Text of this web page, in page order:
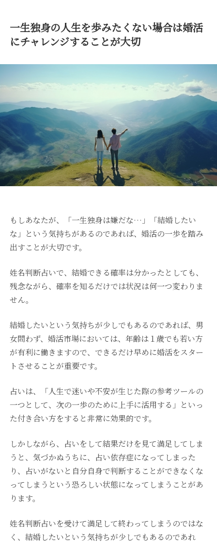
一生独身の人生を歩みたくない場合は婚活
にチャレンジすることが大切
もしあなたが、「一生独身は嫌だな…」「結婚したい
な」という気持ちがあるのであれば、婚活の一歩を踏み
出すことが大切です。
姓名判断占いで、結婚できる確率は分かったとしても、
残念ながら、確率を知るだけでは状況は何一つ変わりま
せん。
結婚したいという気持ちが少しでもあるのであれば、男
女問わず、婚活市場においては、年齢は１歳でも若い方
が有利に働きますので、できるだけ早めに婚活をスター
トさせることが重要です。
占いは、「人生で迷いや不安が生じた際の参考ツールの
一つとして、次の一歩のために上手に活用する」といっ
た付き合い方をすると非常に効果的です。
しかしながら、占いをして結果だけを見て満足してしま
うと、気づかぬうちに、占い依存症になってしまった
り、占いがないと自分自身で判断することができなくな
ってしまうという恐ろしい状態になってしまうことがあ
ります。
姓名判断占いを受けて満足して終わってしまうのではな
く、結婚したいという気持ちが少しでもあるのであれ